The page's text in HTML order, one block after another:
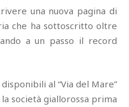
una nuova pagina di
che ha sottoscritto oltre
a un passo il record
al “Via del Mare”
società giallorossa prima